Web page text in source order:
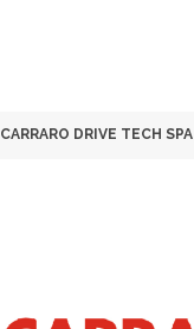
CARRARO DRIVE TECH SPA